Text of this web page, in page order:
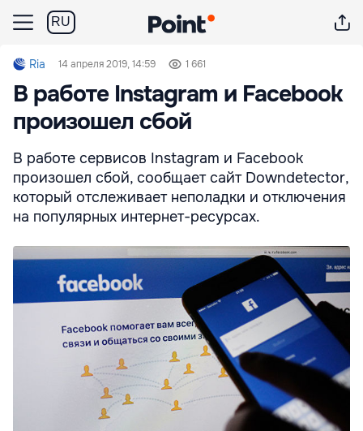
RU
Ria 14 апреля 2019, 14:59 1 661
В работе Instagram и Facebook
произошел сбой
В работе сервисов Instagram и Facebook
произошел сбой, сообщает сайт Downdetector,
который отслеживает неполадки и отключения
на популярных интернет-ресурсах.